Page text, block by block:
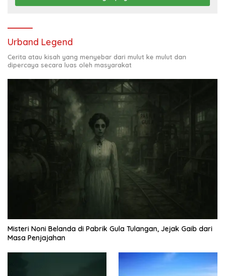
Urband Legend
Cerita atau kisah yang menyebar dari mulut ke mulut dan
dipercaya secara luas oleh masyarakat
Misteri Noni Belanda di Pabrik Gula Tulangan, Jejak Gaib dari
Masa Penjajahan